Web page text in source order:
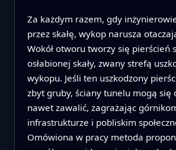
Za każdym razem, gdy
przez skałę, wykop narusza
Wokół otworu tworzy się pierścień
osłabionej skały, zwany strefą
wykopu. Jeśli ten uszkodzony
zbyt gruby, ściany tunelu mogą się
nawet zawalić, zagrażając
infrastrukturze i pobliskim
Omówiona w pracy metoda